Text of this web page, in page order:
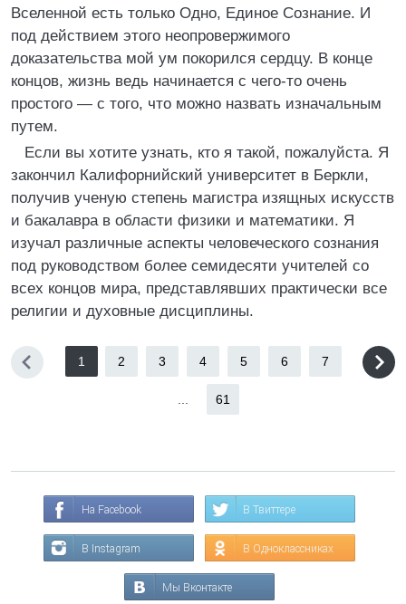
Вселенной есть только Одно, Единое Сознание. И
под действием этого неопровержимого
доказательства мой ум покорился сердцу. В конце
концов, жизнь ведь начинается с чего-то очень
простого — с того, что можно назвать изначальным
путем.
Если вы хотите узнать, кто я такой, пожалуйста. Я
закончил Калифорнийский университет в Беркли,
получив ученую степень магистра изящных искусств
и бакалавра в области физики и математики. Я
изучал различные аспекты человеческого сознания
под руководством более семидесяти учителей со
всех концов мира, представлявших практически все
религии и духовные дисциплины.
1 2 3 4 5 6 7
61
На Facebook В Твиттере
В Instagram В Одноклассниках
Мы Вконтакте